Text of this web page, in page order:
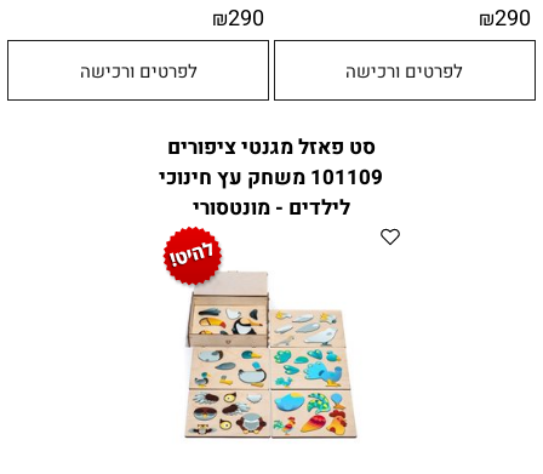
₪290
לפרטים ורכישה
₪290
לפרטים ורכישה
סט פאזל מגנטי ציפורים
101109 משחק עץ חינוכי
לילדים - מונטסורי